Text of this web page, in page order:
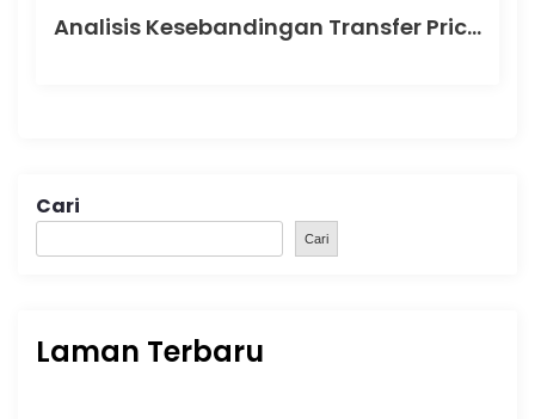
Analisis Kesebandingan Transfer Pricing: Fondasi Penting dalam Membuktikan Kewajaran Transaksi Afiliasi
Cari
Cari
Laman Terbaru